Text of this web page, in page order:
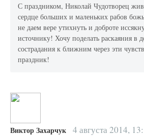
С праздником, Николай Чудотворец
сердце больших и маленьких рабов
не даем вере утихнуть и доброте
источнику! Хочу поделать раскаяния в
сострадания к ближним через эти
праздник!
Виктор Захарчук 4 августа 2014,